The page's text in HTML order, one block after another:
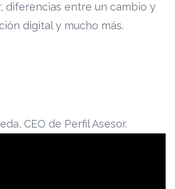
diferencias entre un cambio y
digital y mucho más.
CEO de Perfil Asesor.